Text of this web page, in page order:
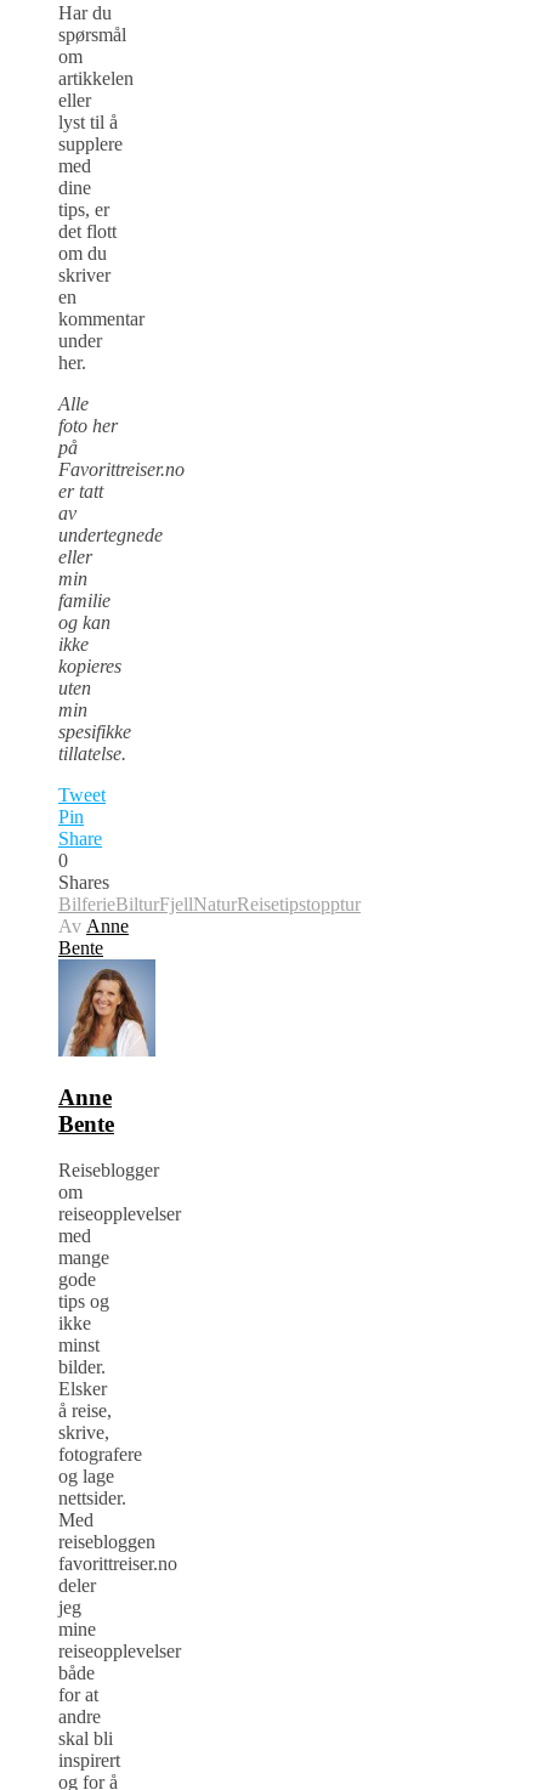
Har du
spørsmål
om
artikkelen
eller
lyst til å
supplere
med
dine
tips, er
det flott
om du
skriver
en
kommentar
under
her.
Alle
foto her
på
Favorittreiser.no
er tatt
av
undertegnede
eller
min
familie
og kan
ikke
kopieres
uten
min
spesifikke
tillatelse.
Tweet
Pin
Share
0
Shares
BilferieBilturFjellNaturReisetipstopptur
Av Anne
Bente
Anne
Bente
Reiseblogger
om
reiseopplevelser
med
mange
gode
tips og
ikke
minst
bilder.
Elsker
å reise,
skrive,
fotografere
og lage
nettsider.
Med
reisebloggen
favorittreiser.no
deler
jeg
mine
reiseopplevelser
både
for at
andre
skal bli
inspirert
og for å